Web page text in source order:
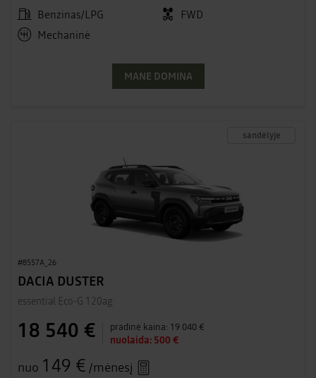
Benzinas/LPG
FWD
Mechaninė
MANE DOMINA
sandėlyje
#8557A_26
DACIA DUSTER
essential Eco-G 120ag
18 540 € pradinė kaina: 19 040 €
nuolaida: 500 €
nuo 149 € /mėnesį